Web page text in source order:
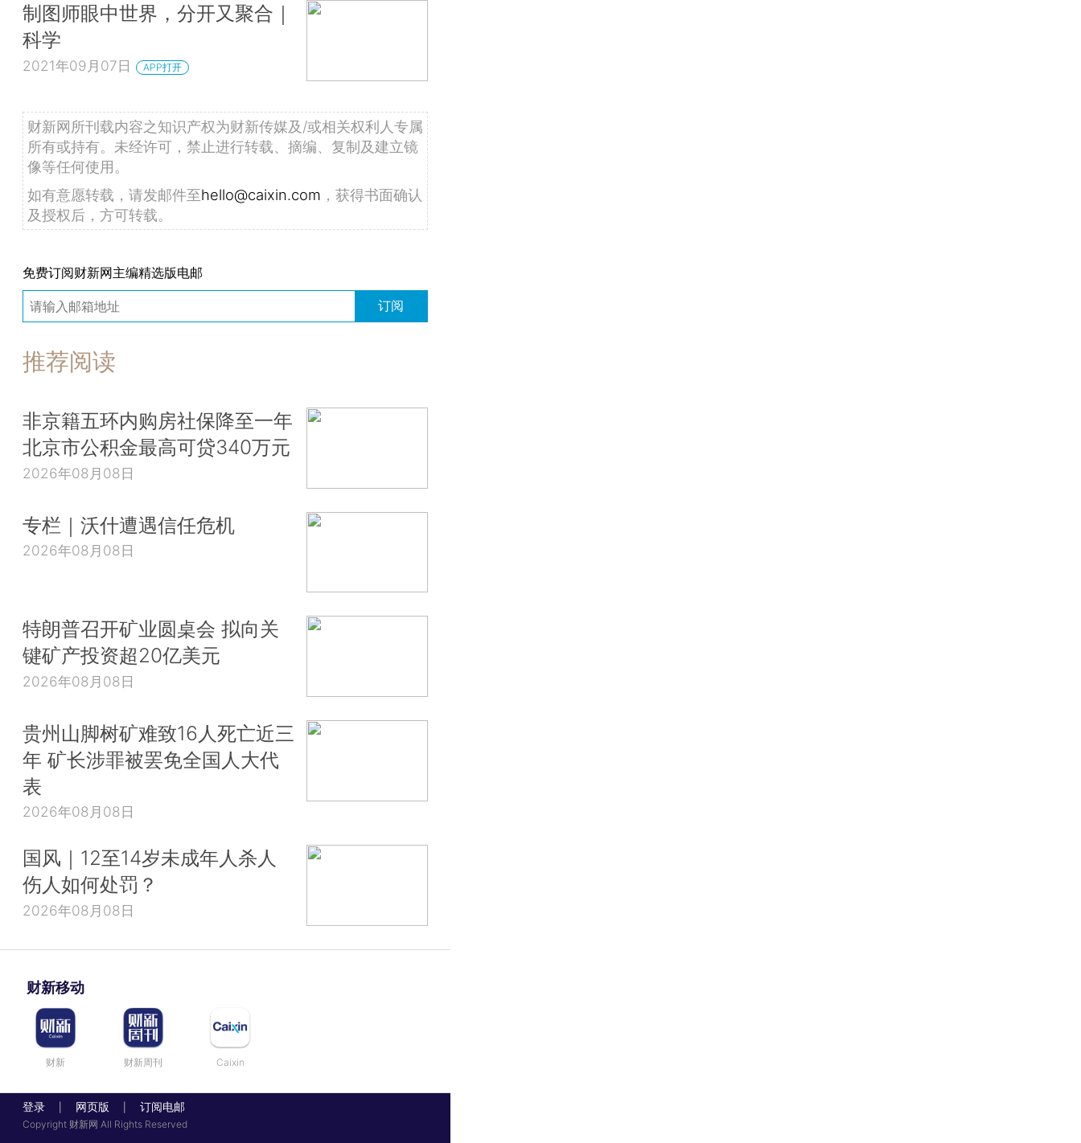
制图师眼中世界，分开又聚合｜
科学
2021年09月07日 APP打开
财新网所刊载内容之知识产权为财新传媒及/或相关权利人专属
所有或持有。未经许可，禁止进行转载、摘编、复制及建立镜
像等任何使用。
如有意愿转载，请发邮件至hello@caixin.com ，获得书面确认
及授权后，方可转载。
免费订阅财新网主编精选版电邮
订阅
推荐阅读
非京籍五环内购房社保降至一年
北京市公积金最高可贷340万元
2026年08月08日
专栏｜沃什遭遇信任危机
2026年08月08日
特朗普召开矿业圆桌会 拟向关
键矿产投资超20亿美元
2026年08月08日
贵州山脚树矿难致16人死亡近三
年 矿长涉罪被罢免全国人大代
表
2026年08月08日
国风｜12至14岁未成年人杀人
伤人如何处罚？
2026年08月08日
财新移动
财新 财新周刊 Caixin
登录 网页版 订阅电邮
Copyright 财新网 All Rights Reserved